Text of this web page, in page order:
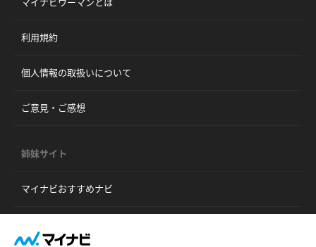
利用規約
個人情報の取扱いについて
ご意見・ご感想
姉妹サイト
マイナビおすすめナビ